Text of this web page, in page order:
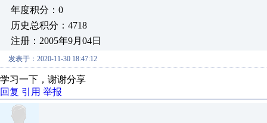
年度积分：0
历史总积分：4718
注册：2005年9月04日
发表于：2020-11-30 18:47:12
学习一下，谢谢分享
回复 引用 举报